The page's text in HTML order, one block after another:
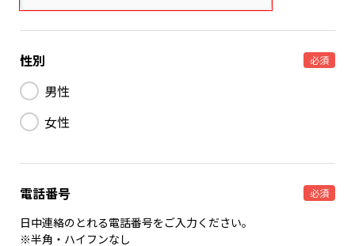
性別 必須
男性
女性
電話番号 必須
日中連絡のとれる電話番号をご入力ください。
※半角・ハイフンなし